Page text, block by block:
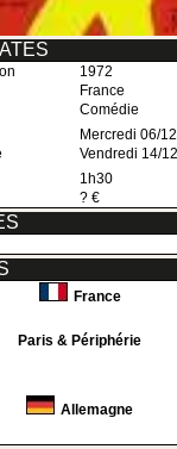
1972
France
Comédie
Mercredi 06/
Vendredi 14/
1h30
? €
France
Paris & Périphérie
Allemagne